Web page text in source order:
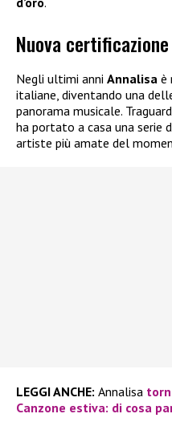
Nuova
Negli ultimi anni Annalisa è
italiane, diventando una
panorama musicale.
ha portato a casa una serie
artiste più amate del
LEGGI ANCHE: Annalisa
Canzone estiva: di cosa